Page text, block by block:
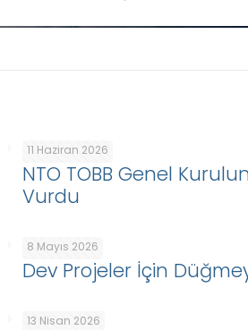
11 Haziran 2026
NTO TOBB Genel
Vurdu
8 Mayıs 2026
Dev Projeler İçin
13 Nisan 2026